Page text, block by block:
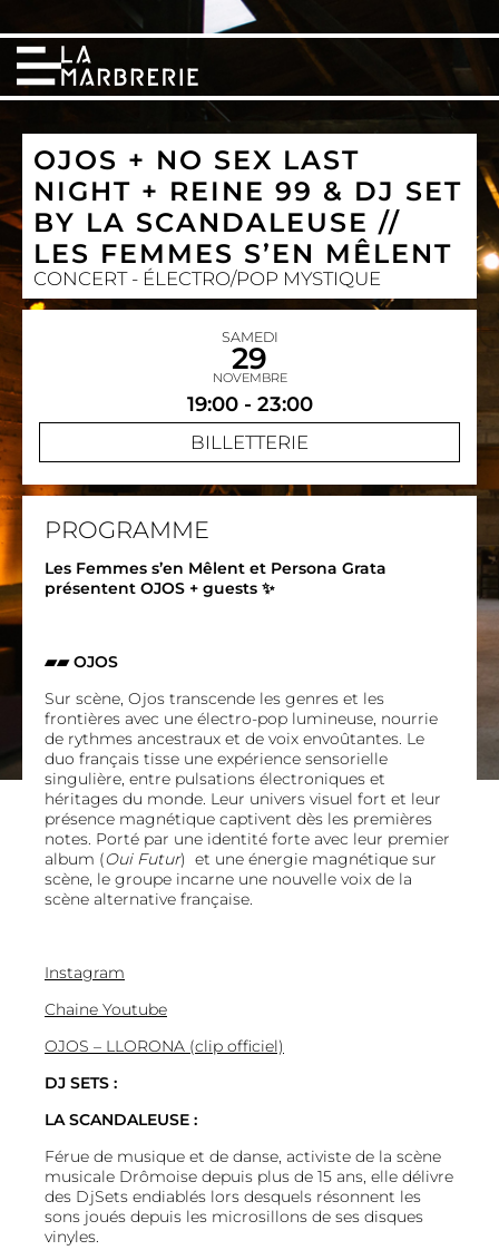
OJOS + NO SEX LAST
NIGHT + REINE 99 & DJ SET
BY LA SCANDALEUSE //
LES FEMMES S’EN MÊLENT
CONCERT - ÉLECTRO/POP MYSTIQUE
SAMEDI
29
NOVEMBRE
19:00 - 23:00
BILLETTERIE
PROGRAMME
Les Femmes s’en Mêlent et Persona Grata
présentent OJOS + guests ✨
▰▰ OJOS
Sur scène, Ojos transcende les genres et les
frontières avec une électro-pop lumineuse, nourrie
de rythmes ancestraux et de voix envoûtantes. Le
duo français tisse une expérience sensorielle
singulière, entre pulsations électroniques et
héritages du monde. Leur univers visuel fort et leur
présence magnétique captivent dès les premières
notes. Porté par une identité forte avec leur premier
album (Oui Futur) et une énergie magnétique sur
scène, le groupe incarne une nouvelle voix de la
scène alternative française.
Instagram
Chaine Youtube
OJOS – LLORONA (clip officiel)
DJ SETS :
LA SCANDALEUSE :
Férue de musique et de danse, activiste de la scène
musicale Drômoise depuis plus de 15 ans, elle délivre
des DjSets endiablés lors desquels résonnent les
sons joués depuis les microsillons de ses disques
vinyles.